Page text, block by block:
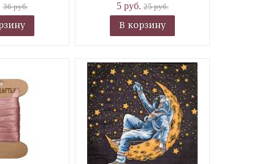
36 руб. 5 руб.25 руб.
В корзину